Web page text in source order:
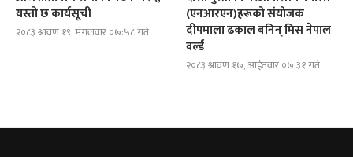
यस्तो छ कार्यसूची
२०८३ श्रावण १९, मंगलवार ०७:५८ गते
(एनआरएन)हरूको संयोजक
दीपमाला ढकाल बनिन् मिस नेपाल
वर्ल्ड
२०८३ श्रावण १७, आईतवार ०७:३१ गते